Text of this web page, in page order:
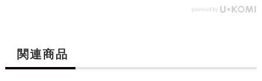
関連商品